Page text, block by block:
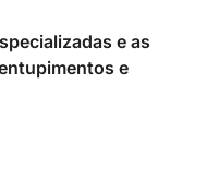
e as
e